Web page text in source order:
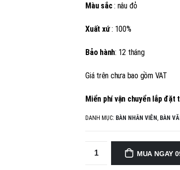
Màu sắc: nâu đỏ
Xuất xứ: 100%
Bảo hành: 12 tháng
Giá trên chưa bao gồm VAT
Miển phí vận chuyển lắp đặt
DANH MỤC: BÀN NHÂN VIÊN, BÀN
MUA NGAY